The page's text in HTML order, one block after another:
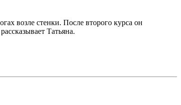
возле стенки. После второго курса он
Татьяна.